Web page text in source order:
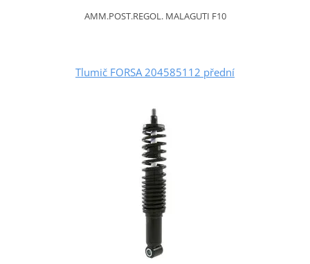
AMM.POST.REGOL. MALAGUTI F10
Tlumič FORSA 204585112 přední